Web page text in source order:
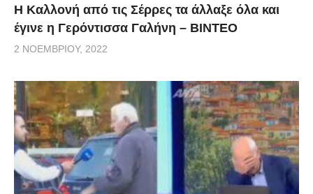
Η Καλλονή από τις Σέρρες τα άλλαξε όλα και
έγινε η Γερόντισσα Γαλήνη – ΒΙΝΤΕΟ
2 ΝΟΕΜΒΡΊΟΥ, 2022